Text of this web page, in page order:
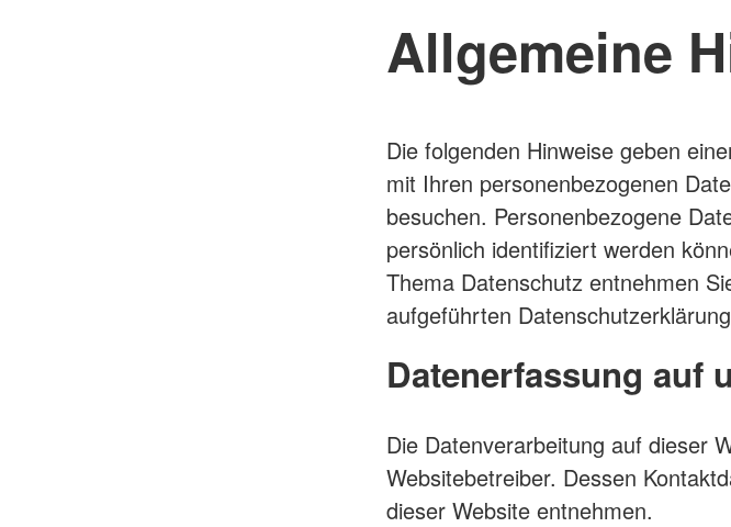
Allgemeine
Die folgenden Hinweise geben
mit Ihren personenbezogenen
besuchen. Personenbezogene
persönlich identifiziert werden
Thema Datenschutz entnehmen
aufgeführten
Datenerfassung auf
Die Datenverarbeitung auf dieser
Websitebetreiber. Dessen
dieser Website entnehmen.